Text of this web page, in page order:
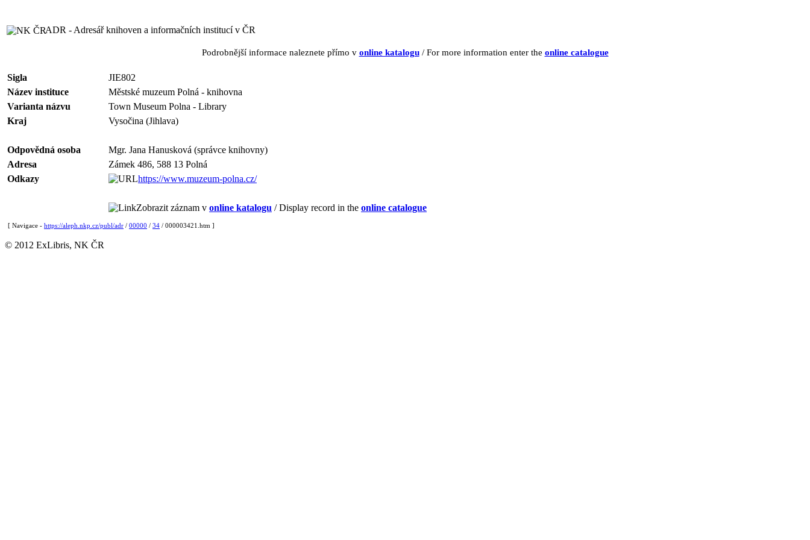
ADR - Adresář knihoven a informačních institucí v ČR
Podrobnější informace naleznete přímo v online katalogu/ For more information enter the online catalogue
Sigla
JIE802
Název instituce
Městské muzeum Polná - knihovna
Varianta názvu
Town Museum Polna - Library
Kraj
Vysočina (Jihlava)
Odpovědná osoba
Mgr. Jana Hanusková (správce knihovny)
Adresa
Zámek 486, 588 13 Polná
Odkazy
https://www.muzeum-polna.cz/
Zobrazit záznam v online katalogu / Display record in the online catalogue
[ Navigace - https://aleph.nkp.cz/publ/adr / 00000 / 34 / 000003421.htm ]
© 2012 ExLibris, NK ČR